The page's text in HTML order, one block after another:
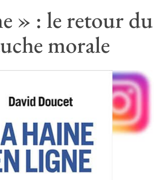
» : le retour
morale